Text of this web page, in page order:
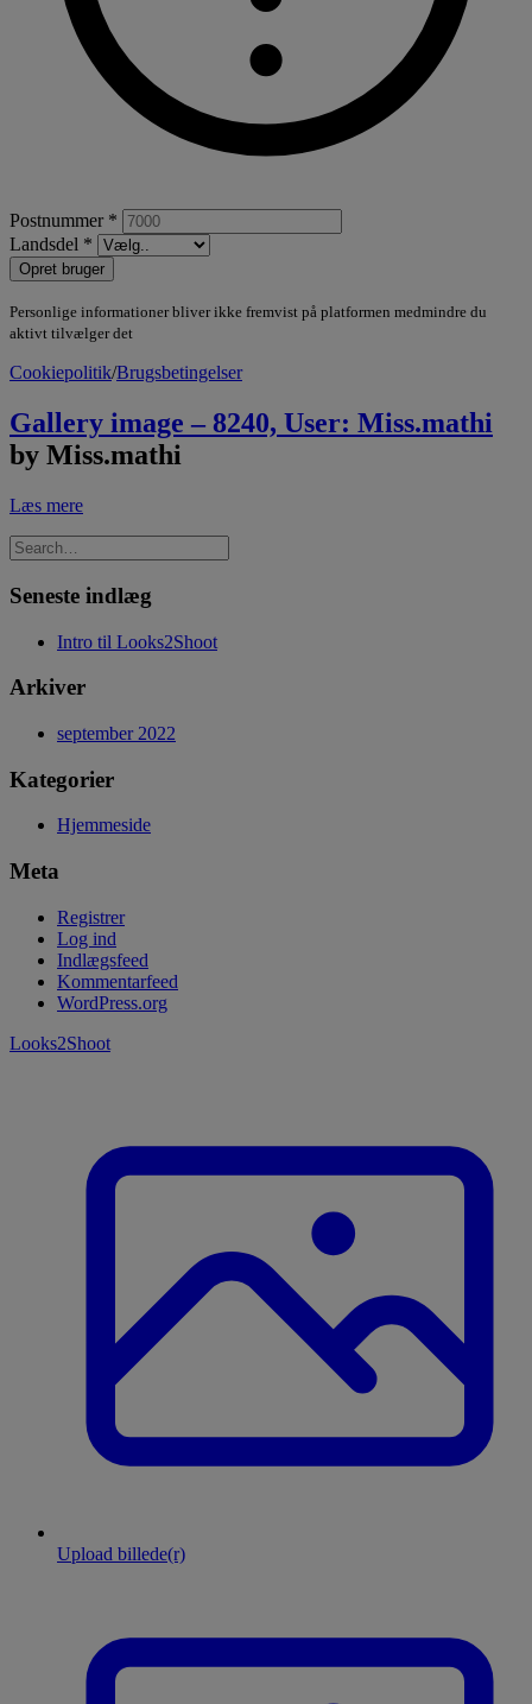
Postnummer *
Landsdel *
Opret bruger
Personlige informationer bliver ikke fremvist på platformen medmindre du
aktivt tilvælger det
Cookiepolitik/Brugsbetingelser
Gallery image – 8240, User: Miss.mathi
by Miss.mathi
Læs mere
Seneste indlæg
Intro til Looks2Shoot
Arkiver
september 2022
Kategorier
Hjemmeside
Meta
Registrer
Log ind
Indlægsfeed
Kommentarfeed
WordPress.org
Looks2Shoot
Upload billede(r)